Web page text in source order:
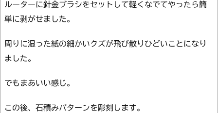
ルーターに針金ブラシをセットして軽くなでてやったら簡
単に剥がせました。
周りに湿った紙の細かいクズが飛び散りひどいことになり
ました。
でもまあいい感じ。
この後、石積みパターンを彫刻します。